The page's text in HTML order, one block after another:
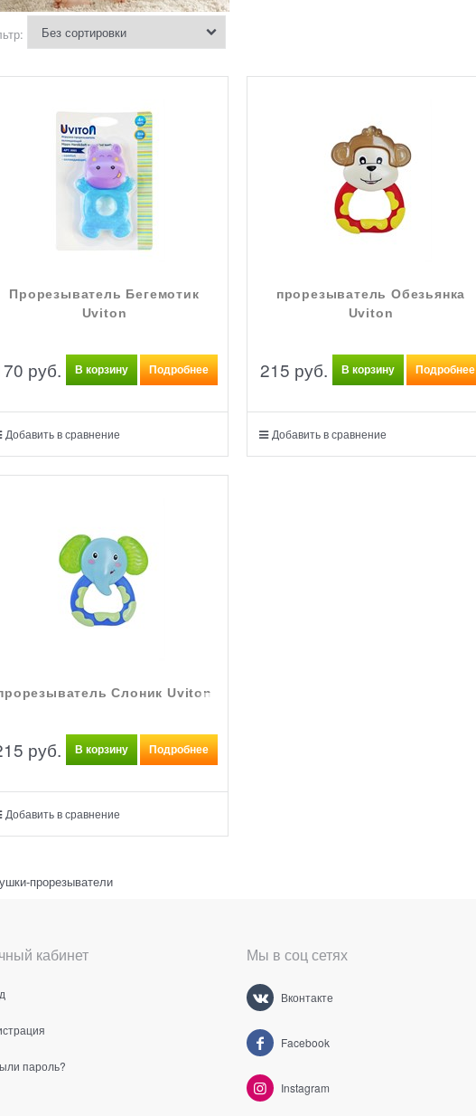
Прорезыватель Бегемотик
Uviton
руб. В корзину Подробнее
Добавить в сравнение
прорезыватель Обезьянка
Uviton
215 руб. В корзину Подробнее
Добавить в сравнение
Слоник Uviton
руб. В корзину Подробнее
Добавить в сравнение
прорезыватели
кабинет
пароль?
Мы в соц сетях
Вконтакте
Facebook
Instagram